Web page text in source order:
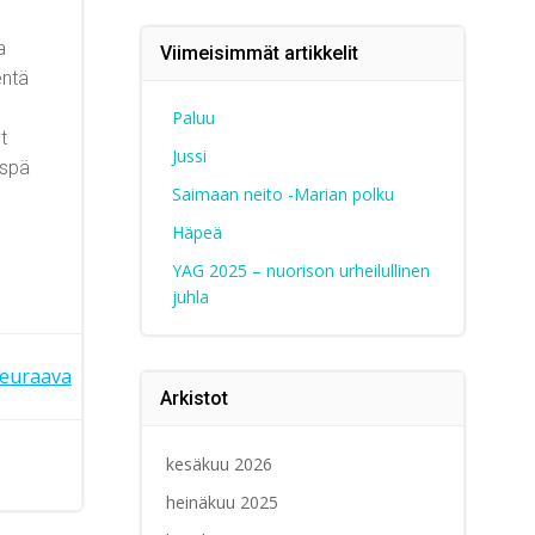
Viimeisimmät artikkelit
Paluu
Jussi
Saimaan neito -Marian polku
Häpeä
YAG 2025 – nuorison urheilullinen
juhla
Arkistot
kesäkuu 2026
heinäkuu 2025